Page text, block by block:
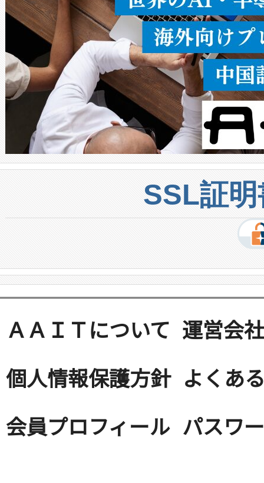
SSL証
ＡＡＩＴについて 運営会社
個人情報保護方針 よくあ
会員プロフィール パスワ